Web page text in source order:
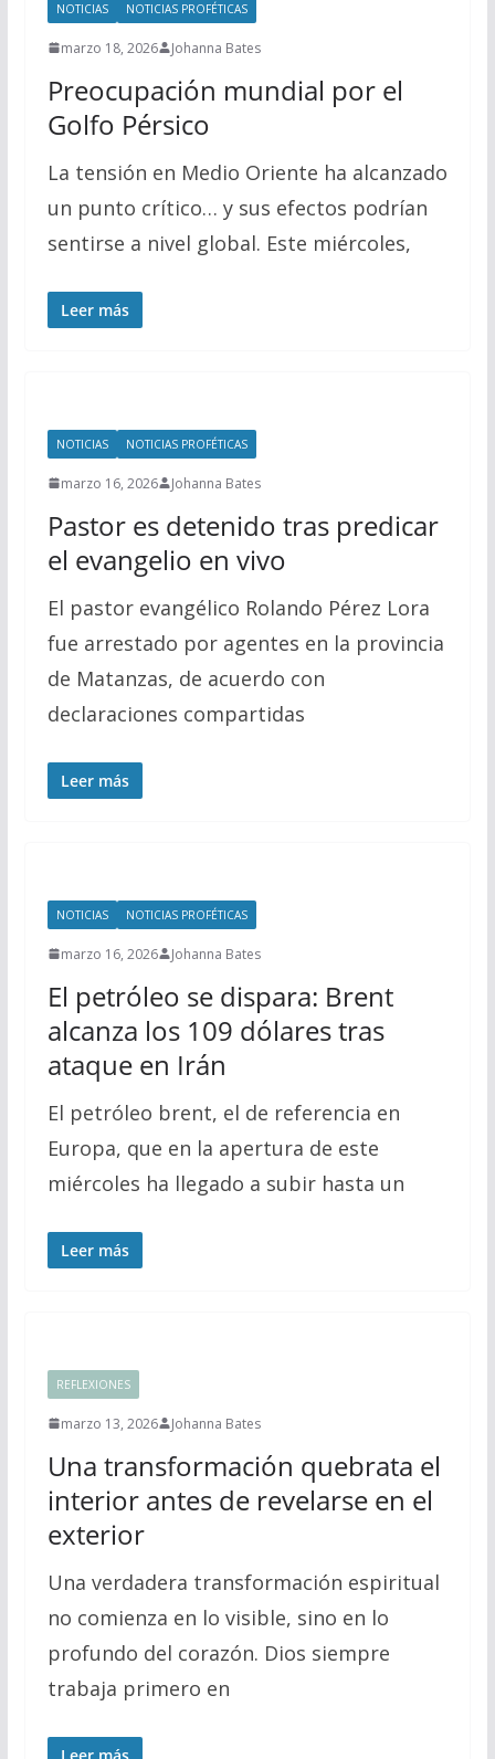
NOTICIAS NOTICIAS PROFÉTICAS
marzo 18, 2026 Johanna Bates
Preocupación mundial por el
Golfo Pérsico
La tensión en Medio Oriente ha alcanzado
un punto crítico… y sus efectos podrían
sentirse a nivel global. Este miércoles,
Leer más
NOTICIAS NOTICIAS PROFÉTICAS
marzo 16, 2026 Johanna Bates
Pastor es detenido tras predicar
el evangelio en vivo
El pastor evangélico Rolando Pérez Lora
fue arrestado por agentes en la provincia
de Matanzas, de acuerdo con
declaraciones compartidas
Leer más
NOTICIAS NOTICIAS PROFÉTICAS
marzo 16, 2026 Johanna Bates
El petróleo se dispara: Brent
alcanza los 109 dólares tras
ataque en Irán
El petróleo brent, el de referencia en
Europa, que en la apertura de este
miércoles ha llegado a subir hasta un
Leer más
REFLEXIONES
marzo 13, 2026 Johanna Bates
Una transformación quebrata el
interior antes de revelarse en el
exterior
Una verdadera transformación espiritual
no comienza en lo visible, sino en lo
profundo del corazón. Dios siempre
trabaja primero en